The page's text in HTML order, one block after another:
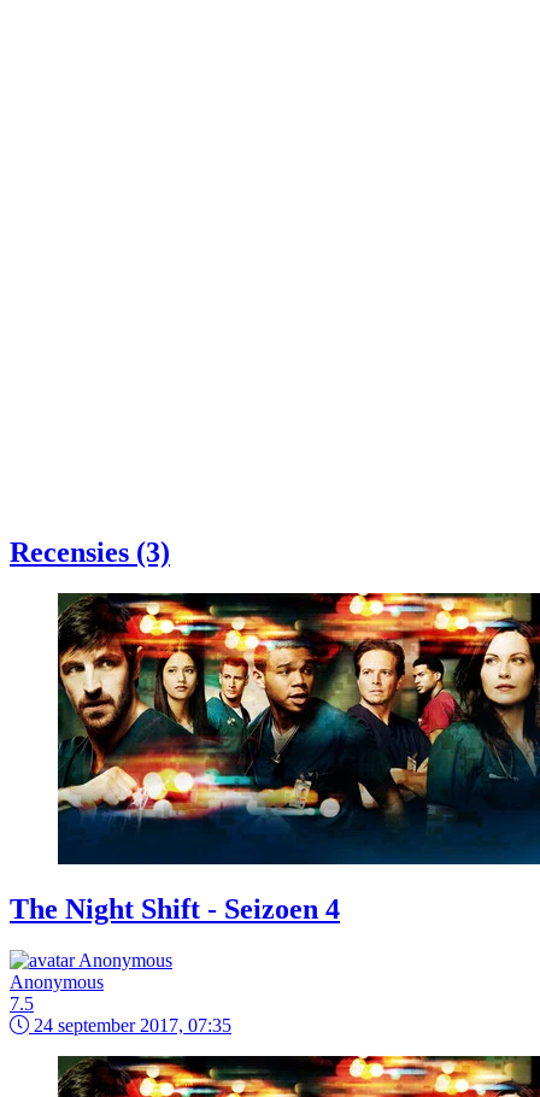
Recensies (3)
The Night Shift - Seizoen 4
Anonymous
7.5
24 september 2017, 07:35